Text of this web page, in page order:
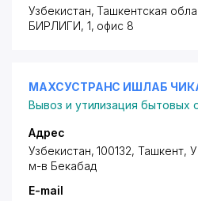
Узбекистан, Ташкентская
БИРЛИГИ, 1, офис 8
МАХСУСТРАНС ИШЛАБ
Вывоз и утилизация бытовых
Адрес
Узбекистан, 100132, Ташкент,
м-в Бекабад
E-mail